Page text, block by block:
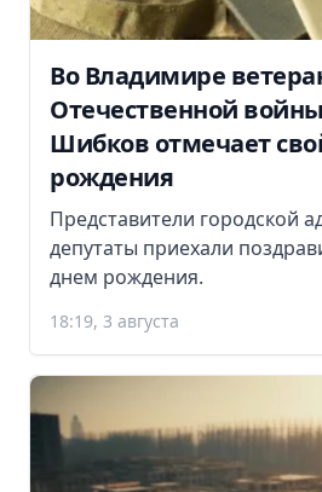
Во Владимире
Отечественной
Шибков отмечает
рождения
Представители городской
депутаты приехали
днем рождения.
18:19, 3 августа